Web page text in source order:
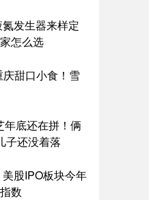
发生器来样定
怎么选
甜口小食！雪
底还在拼！俩
子还没着落
股IPO板块今年
数